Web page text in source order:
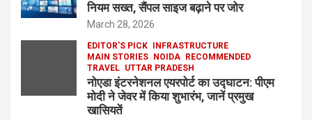
नियम सख्त, सैंपल साइज बढ़ाने पर जोर
March 28, 2026
EDITOR'S PICK
INFRASTRUCTURE
MAIN STORIES
NOIDA
RECOMMENDED
TRAVEL UTTAR PRADESH
नोएडा इंटरनेशनल एयरपोर्ट का उद्घाटन: पीएम
मोदी ने जेवर में किया शुभारंभ, जानें प्रमुख
खासियतें